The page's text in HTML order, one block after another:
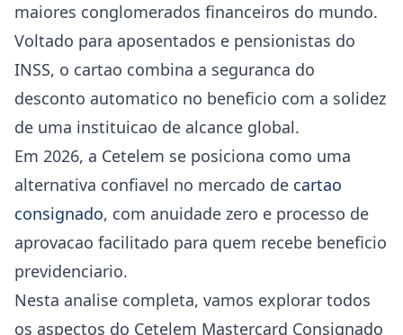
maiores conglomerados financeiros do mundo.
Voltado para aposentados e pensionistas do
INSS, o cartao combina a seguranca do
desconto automatico no beneficio com a solidez
de uma instituicao de alcance global.
Em 2026, a Cetelem se posiciona como uma
alternativa confiavel no mercado de cartao
consignado, com anuidade zero e processo de
aprovacao facilitado para quem recebe beneficio
previdenciario.
Nesta analise completa, vamos explorar todos
os aspectos do Cetelem Mastercard Consignado